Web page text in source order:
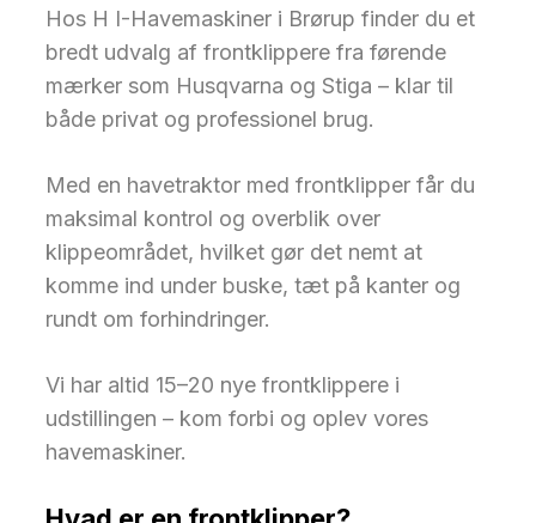
Hos H I-Havemaskiner i Brørup finder du et
bredt udvalg af frontklippere fra førende
mærker som Husqvarna og Stiga – klar til
både privat og professionel brug.
Med en havetraktor med frontklipper får du
maksimal kontrol og overblik over
klippeområdet, hvilket gør det nemt at
komme ind under buske, tæt på kanter og
rundt om forhindringer.
Vi har altid 15–20 nye frontklippere i
udstillingen – kom forbi og oplev vores
havemaskiner.